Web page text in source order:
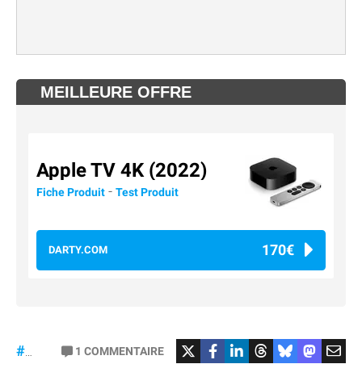
MEILLEURE OFFRE
Apple TV 4K (2022)
Fiche Produit - Test Produit
DARTY.COM 170€
#Football #liga
1 COMMENTAIRE